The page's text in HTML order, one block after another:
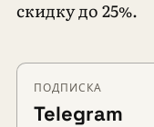
скидку до 25%.
ПОДПИСКА
Telegram